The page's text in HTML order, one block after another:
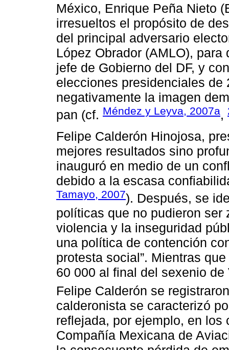
México, Enrique Peña Nieto
irresueltos el propósito de
del principal adversario
López Obrador (AMLO),
jefe de Gobierno del DF, y
elecciones presidenciales
negativamente la imagen
pan (cf. Méndez y Leyva, 2007a,
Felipe Calderón Hinojosa,
mejores resultados sino
inauguró en medio de un
debido a la escasa
Tamayo, 2007). Después, se
políticas que no pudieron ser
violencia y la inseguridad
una política de contención
protesta social”. Mientras
60 000 al final del sexenio
Felipe Calderón se
calderonista se caracterizó
reflejada, por ejemplo, en
Compañía Mexicana de